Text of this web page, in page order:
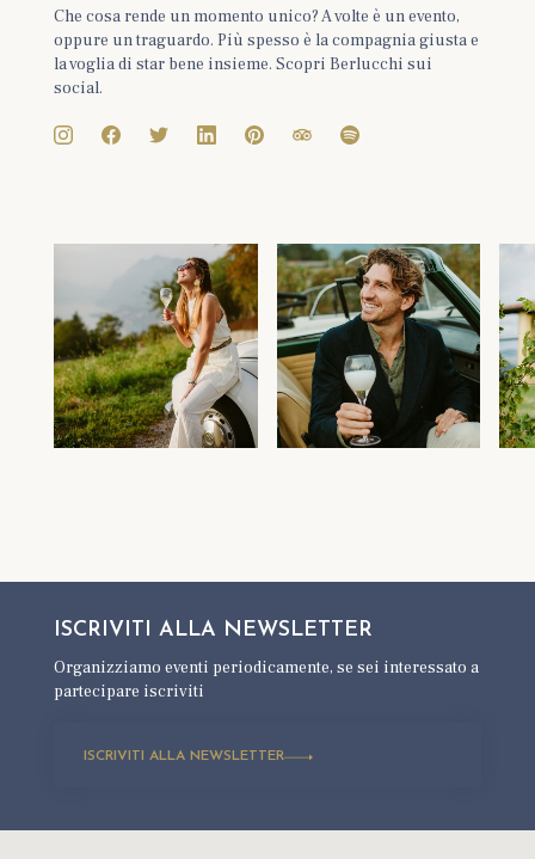
Che cosa rende un momento unico? A volte è un evento,
oppure un traguardo. Più spesso è la compagnia giusta e
la voglia di star bene insieme. Scopri Berlucchi sui
social.
ISCRIVITI ALLA NEWSLETTER
Organizziamo eventi periodicamente,se sei interessato a
partecipare iscriviti
ISCRIVITI ALLA NEWSLETTER